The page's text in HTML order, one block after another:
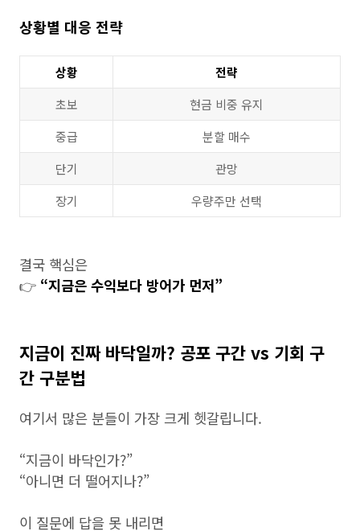
상황별 대응 전략
상황
전략
초보
현금 비중 유지
중급
분할 매수
단기
관망
장기
우량주만 선택
결국 핵심은
👉 “지금은 수익보다 방어가 먼저”
지금이 진짜 바닥일까? 공포 구간 vs 기회 구
간 구분법
여기서 많은 분들이 가장 크게 헷갈립니다.
“지금이 바닥인가?”
“아니면 더 떨어지나?”
이 질문에 답을 못 내리면